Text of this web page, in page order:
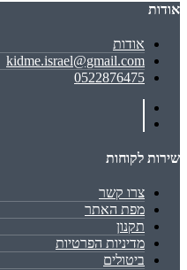
אודות
אודות
kidme.israel@gmail.com
0522876475
שירות לקוחות
צרו קשר
מפת האתר
תקנון
מדיניות הפרטיות
ביטולים